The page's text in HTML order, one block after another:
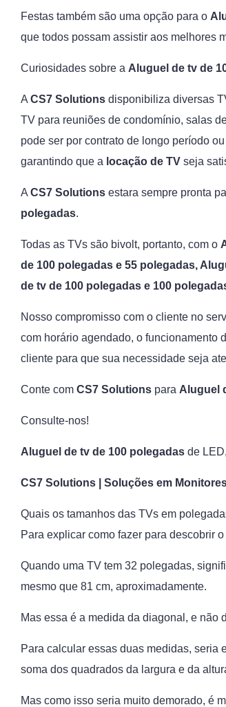
Festas também são uma opção para o
que todos possam assistir aos melhores
Curiosidades sobre a Aluguel de tv de
A CS7 Solutions disponibiliza diversas
TV para reuniões de condomínio, salas
pode ser por contrato de longo período
garantindo que a locação de TV seja
A CS7 Solutions estara sempre pronta
polegadas.
Todas as TVs são bivolt, portanto, com o
de 100 polegadas e 55 polegadas,
de tv de 100 polegadas e 100
Nosso compromisso com o cliente no
com horário agendado, o funcionamento
cliente para que sua necessidade seja
Conte com CS7 Solutions para Aluguel
Consulte-nos!
Aluguel de tv de 100 polegadas de LED,
CS7 Solutions | Soluções em
Quais os tamanhos das TVs em
Para explicar como fazer para descobrir
Quando uma TV tem 32 polegadas,
mesmo que 81 cm, aproximadamente.
Mas essa é a medida da diagonal, e não
Para calcular essas duas medidas, seria
soma dos quadrados da largura e da
Mas como isso seria muito demorado, é